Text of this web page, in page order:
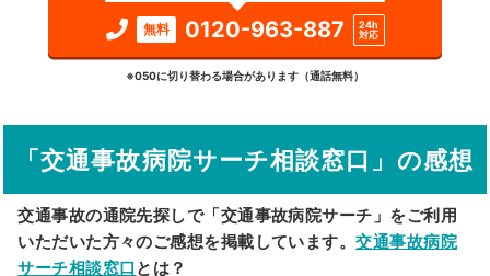
検索する
詳細条件で絞り込む
駅から探す 院名から探す
無料 0120-963-887
24h
対応
※050に切り替わる場合があります（通話無料）
「交通事故病院サーチ相談窓口」の感想
交通事故の通院先探しで「交通事故病院サーチ」をご利用
いただいた方々のご感想を掲載しています。交通事故病院
サーチ相談窓口 とは？